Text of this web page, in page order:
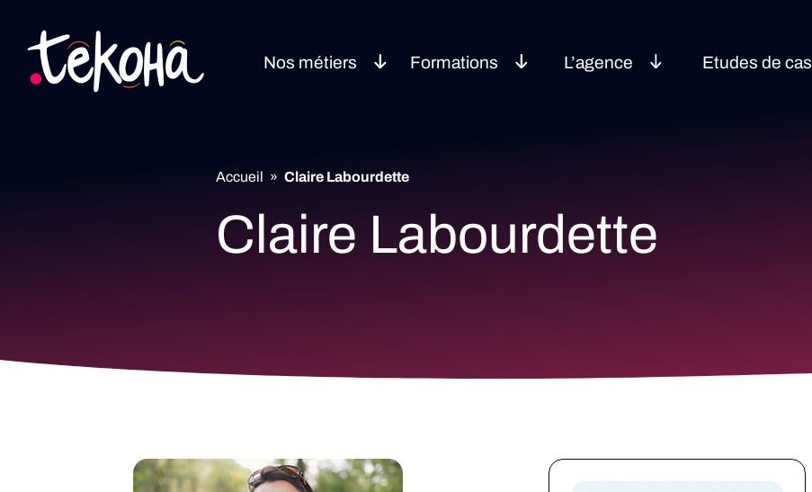
Nos métiers Formations L’agence Etudes de cas
Accueil » Claire Labourdette
Claire Labourdette